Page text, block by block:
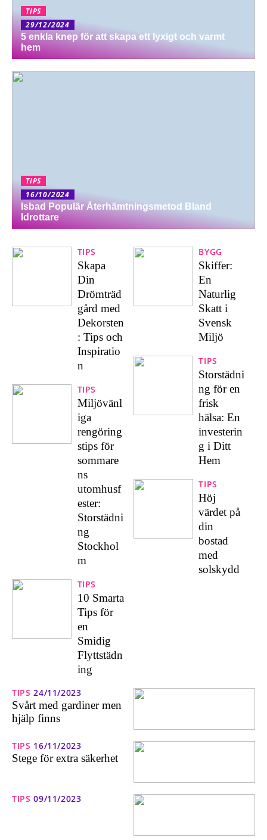
TIPS
29/12/2024
5 enkla knep för att skapa ett lyxigt och varmt
hem
TIPS
16/10/2024
Isbad Populär Återhämtningsmetod Bland
Idrottare
TIPS
Skapa
Din
Drömträd
gård med
Dekorsten
: Tips och
Inspiratio
n
TIPS
Miljövänl
iga
rengöring
stips för
sommare
ns
utomhusf
ester:
Storstädni
ng
Stockhol
m
TIPS
10 Smarta
Tips för
en
Smidig
Flyttstädn
ing
BYGG
Skiffer:
En
Naturlig
Skatt i
Svensk
Miljö
TIPS
Storstädni
ng för en
frisk
hälsa: En
investerin
g i Ditt
Hem
TIPS
Höj
värdet på
din
bostad
med
solskydd
TIPS 24/11/2023
Svårt med gardiner men
hjälp finns
TIPS 16/11/2023
Stege för extra säkerhet
TIPS 09/11/2023